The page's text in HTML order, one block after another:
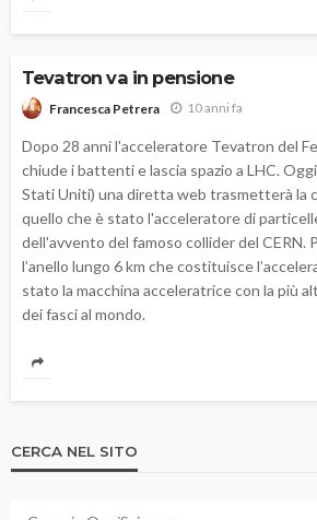
Tevatron va in pensione
Francesca Petrera 10 anni fa
Dopo 28 anni l'acceleratore Tevatron del
chiude i battenti e lascia spazio a LHC.
Stati Uniti) una diretta web trasmetterà la
quello che è stato l'acceleratore di
dell'avvento del famoso collider del CERN.
l’anello lungo 6 km che costituisce
stato la macchina acceleratrice con la più
dei fasci al mondo.
CERCA NEL SITO